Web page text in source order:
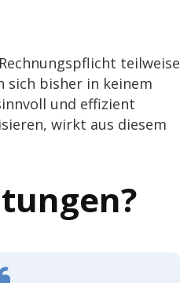
teil­weise
sich bisher in keinem
und effi­zi­ent
wirkt aus diesem